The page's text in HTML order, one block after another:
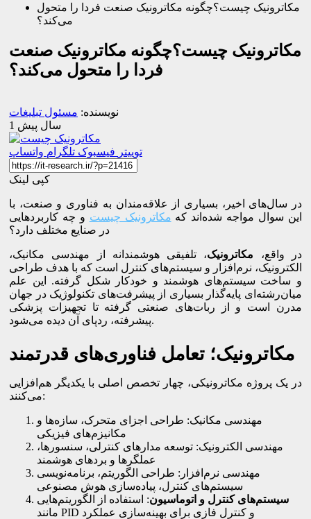
مکاترونیک چیست؟چگونه مکاترونیک صنعت فردا را متحول
می‌کند؟
مکاترونیک چیست؟چگونه مکاترونیک صنعت
فردا را متحول می‌کند؟
نویسنده: مسئول تبلیغات
1 سال پیش
توییتر فیسبوک تلگرام واتساپ
کپی لینک
در سال‌های اخیر، بسیاری از علاقه‌مندان به فناوری و صنعت، با
این سوال مواجه شده‌اند که مکاترونیک چیست و چه کاربردهایی
در صنایع مختلف دارد؟
در واقع، مکاترونیک، تلفیقی هوشمندانه از مهندسی مکانیک،
الکترونیک، نرم‌افزار و سیستم‌های کنترل است که با هدف طراحی
و ساخت سیستم‌های هوشمند و خودکار شکل گرفته. این علم
میان‌رشته‌ای پایه‌گذار بسیاری از پیشرفت‌های تکنولوژیک در جهان
مدرن است و از ربات‌های صنعتی گرفته تا تجهیزات پزشکی
پیشرفته، ردپای آن دیده می‌شود.
مکاترونیک؛ تعامل فناوری‌های قدرتمند
در یک پروژه مکاترونیکی، چهار تخصص اصلی با یکدیگر هم‌افزایی
می‌کنند:
مهندسی مکانیک: طراحی اجزای متحرک، سازه‌ها و
مکانیزم‌های فیزیکی
مهندسی الکترونیک: توسعه مدارهای کنترلی، سنسورها،
عملگرها و بردهای هوشمند
مهندسی نرم‌افزار: طراحی الگوریتم، برنامه‌نویسی
سیستم‌های کنترل، پیاده‌سازی هوش مصنوعی
سیستم‌های کنترل و اتوماسیون: استفاده از الگوریتم‌هایی
مانند PID و کنترل فازی برای بهینه‌سازی عملکرد